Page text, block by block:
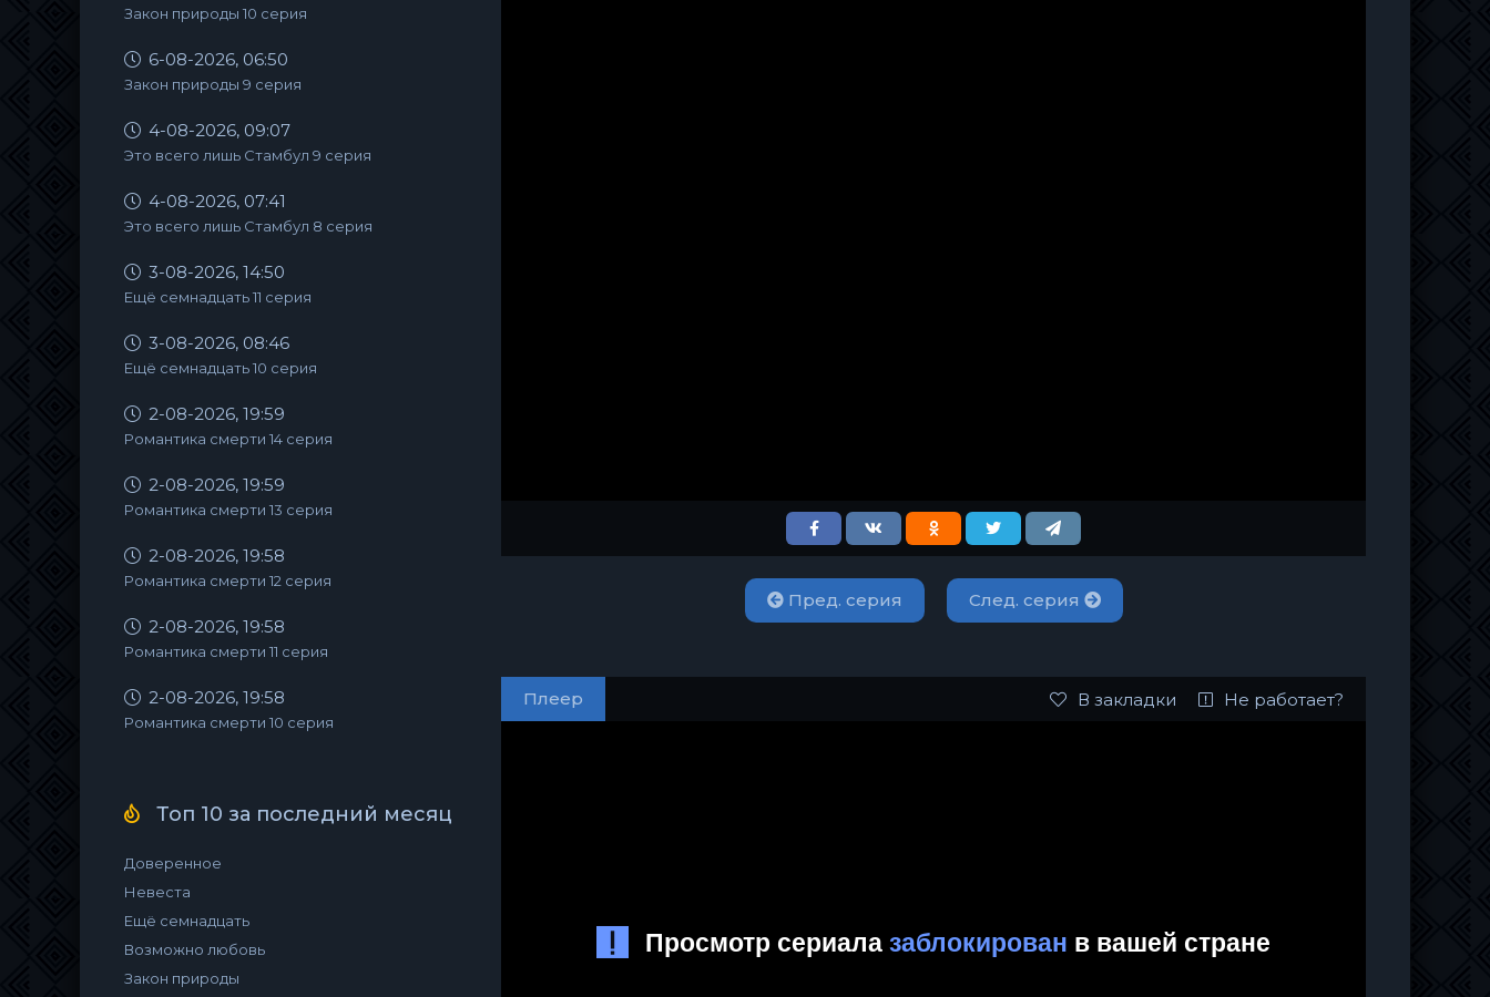
Закон природы 10 серия
6-08-2026, 06:50
Закон природы 9 серия
4-08-2026, 09:07
Это всего лишь Стамбул 9 серия
4-08-2026, 07:41
Это всего лишь Стамбул 8 серия
3-08-2026, 14:50
Ещё семнадцать 11 серия
3-08-2026, 08:46
Ещё семнадцать 10 серия
2-08-2026, 19:59
Романтика смерти 14 серия
2-08-2026, 19:59
Романтика смерти 13 серия
2-08-2026, 19:58
Романтика смерти 12 серия
2-08-2026, 19:58
Романтика смерти 11 серия
2-08-2026, 19:58
Романтика смерти 10 серия
Топ 10 за последний месяц
Доверенное
Невеста
Ещё семнадцать
Возможно любовь
Закон природы
Пред. серия След. серия
Плеер В закладки Не работает?